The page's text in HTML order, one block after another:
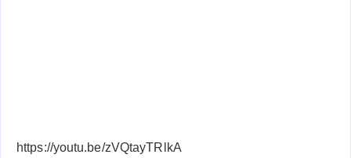
https://youtu.be/zVQtayTRlkA